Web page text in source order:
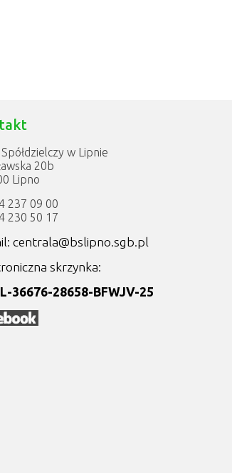
w Lipnie
20b
Lipno
237 09 00
230 50 17
centrala@bslipno.sgb.pl
skrzynka:
36676-28658-BFWJV-25